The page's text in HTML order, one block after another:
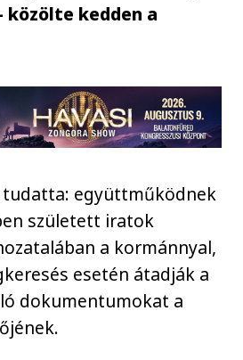
közölte kedden a
tudatta: együttműködnek
született iratok
a kormánnyal,
esetén átadják a
dokumentumokat a